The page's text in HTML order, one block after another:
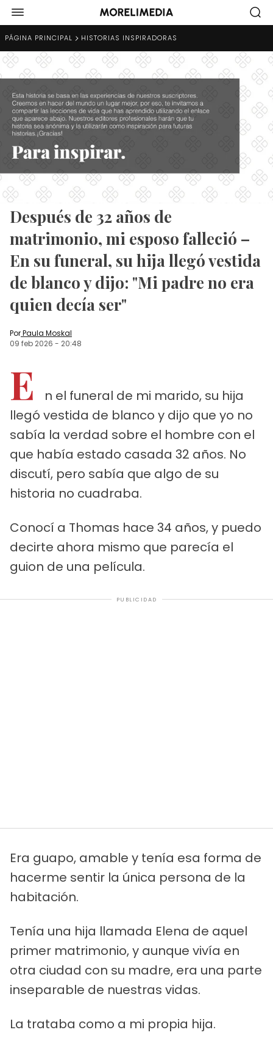
PÁGINA PRINCIPAL HISTORIAS INSPIRADORAS
Después de 32 años de
matrimonio, mi esposo falleció –
En su funeral, su hija llegó vestida
de blanco y dijo: "Mi padre no era
quien decía ser"
PorPaula Moskal
09 feb 2026 - 20:48
E
n el funeral de mi marido, su hija
llegó vestida de blanco y dijo que yo no
sabía la verdad sobre el hombre con el
que había estado casada 32 años. No
discutí, pero sabía que algo de su
historia no cuadraba.
Conocí a Thomas hace 34 años, y puedo
decirte ahora mismo que parecía el
guion de una película.
PUBLICIDAD
Era guapo, amable y tenía esa forma de
hacerme sentir la única persona de la
habitación.
Tenía una hija llamada Elena de aquel
primer matrimonio, y aunque vivía en
otra ciudad con su madre, era una parte
inseparable de nuestras vidas.
La trataba como a mi propia hija.